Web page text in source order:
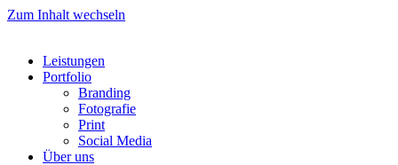
Zum Inhalt wechseln
Leistungen
Portfolio
Branding
Fotografie
Print
Social Media
Über uns